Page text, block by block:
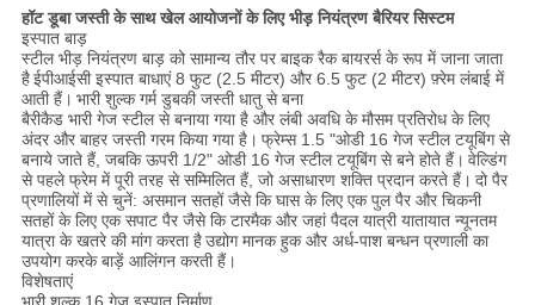
हॉट डूबा जस्ती के साथ खेल आयोजनों के लिए भीड़ नियंत्रण बैरियर सिस्टम
इस्पात बाड़
स्टील भीड़ नियंत्रण बाड़ को सामान्य तौर पर बाइक रैक बायरर्स के रूप में जाना जाता
हैईपीआईसी इस्पात बाधाएं 8 फुट (2.5 मीटर) और 6.5 फुट (2 मीटर) फ़्रेम लंबाई में
आती हैं। भारी शुल्क गर्म डुबकी जस्ती धातु से बना
बैरीकैड भारी गेज स्टील से बनाया गया है और लंबी अवधि के मौसम प्रतिरोध के लिए
अंदर और बाहर जस्ती गरम किया गया है। फ्रेम्स 1.5 "ओडी 16 गेज स्टील टयूबिंग से
बनाये जाते हैं, जबकि ऊपरी 1/2" ओडी 16 गेज स्टील टयूबिंग से बने होते हैं। वेल्डिंग
से पहले फ्रेम में पूरी तरह से सम्मिलित हैं, जो असाधारण शक्ति प्रदान करते हैं। दो पैर
प्रणालियों में से चुनें: असमान सतहों जैसे कि घास के लिए एक पुल पैर और चिकनी
सतहों के लिए एक सपाट पैर जैसे कि टारमैक और जहां पैदल यात्री यातायात न्यूनतम
यात्रा के खतरे की मांग करता हैउद्योग मानक हुक और अर्ध-पाश बन्धन प्रणाली का
उपयोग करके बाड़ें आलिंगन करती हैं।
विशेषताएं